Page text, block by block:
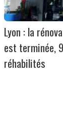
Lyon : la
est terminée,
réhabilités